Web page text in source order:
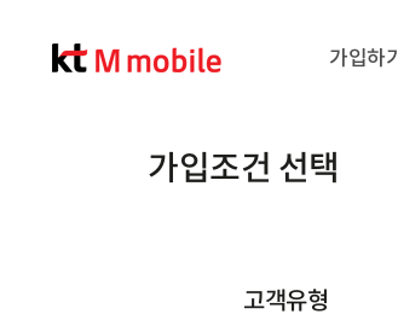
가입하기
가입조건 선택
고객유형